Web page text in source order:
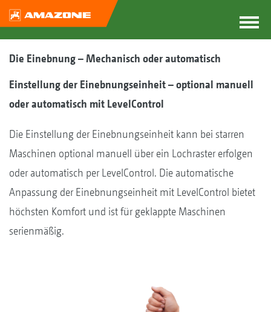
Die Einebnung – Mechanisch oder automatisch
Einstellung der Einebnungseinheit – optional manuell
oder automatisch mit LevelControl
Die Einstellung der Einebnungseinheit kann bei starren
Maschinen optional manuell über ein Lochraster erfolgen
oder automatisch per LevelControl. Die automatische
Anpassung der Einebnungseinheit mit LevelControl bietet
höchsten Komfort und ist für geklappte Maschinen
serienmäßig.